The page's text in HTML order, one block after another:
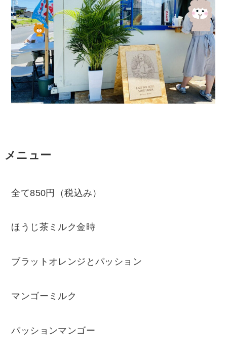
メニュー
全て850円（税込み）
ほうじ茶ミルク金時
ブラットオレンジとパッション
マンゴーミルク
パッションマンゴー